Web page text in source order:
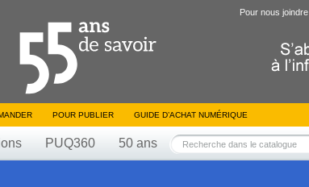
Pour nous joindre
POUR PUBLIER GUIDE D’ACHAT NUMÉRIQUE
PUQ360 50 ans